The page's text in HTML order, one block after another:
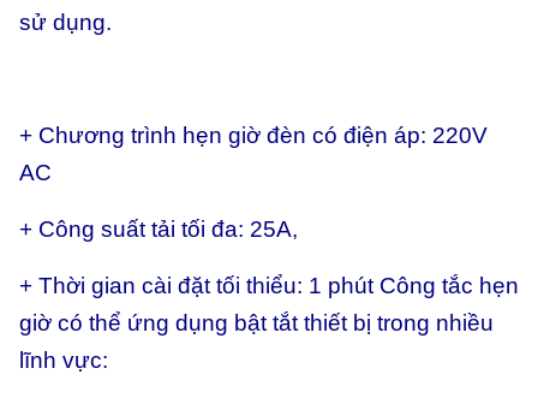
sử dụng.
+ Chương trình hẹn giờ đèn có điện áp: 220V
AC
+ Công suất tải tối đa: 25A,
+ Thời gian cài đặt tối thiểu: 1 phút Công tắc hẹn
giờ có thể ứng dụng bật tắt thiết bị trong nhiều
lĩnh vực: